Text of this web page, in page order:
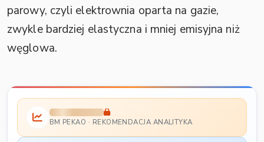
parowy, czyli elektrownia oparta na gazie,
zwykle bardziej elastyczna i mniej emisyjna niż
węglowa.
BM PEKAO · REKOMENDACJA ANALITYKA